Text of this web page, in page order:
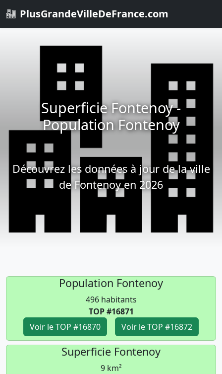
PlusGrandeVilleDeFrance.com
Superficie Fontenoy -
Population Fontenoy
Découvrez les données à jour de la ville
de Fontenoy en 2026
Population Fontenoy
496 habitants
TOP #16871
Voir le TOP #16870
Voir le TOP #16872
Superficie Fontenoy
9 km²